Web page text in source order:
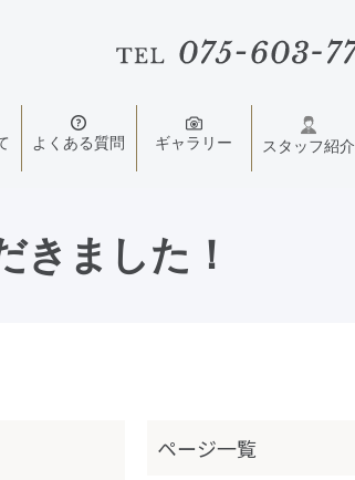
よくある質問 ギャラリー スタッフ紹介
きました！